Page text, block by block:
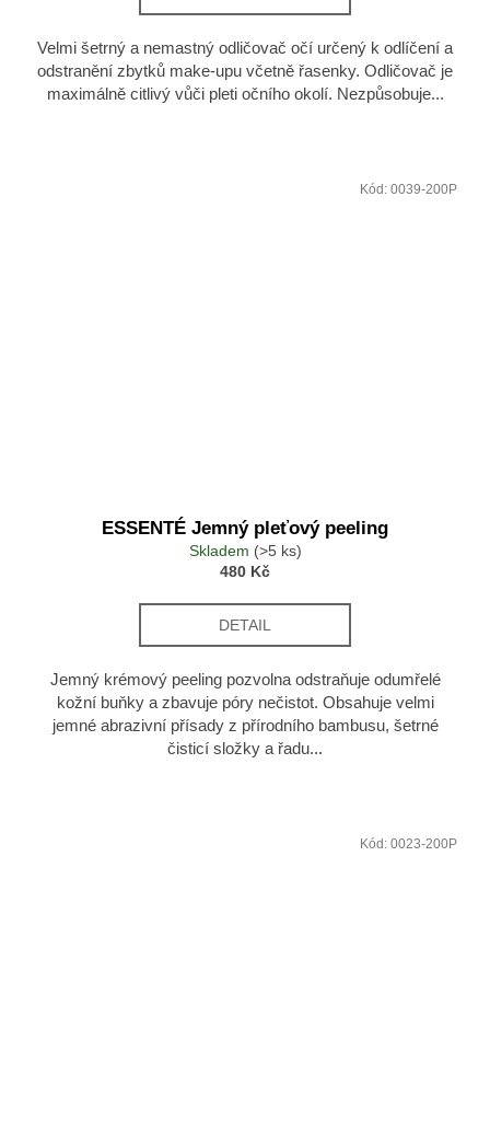
Velmi šetrný a nemastný odličovač očí určený k odlíčení a
odstranění zbytků make-upu včetně řasenky. Odličovač je
maximálně citlivý vůči pleti očního okolí. Nezpůsobuje...
ESSENTÉ Jemný pleťový peeling
Skladem (>5 ks)
480 Kč
DETAIL
Jemný krémový peeling pozvolna odstraňuje odumřelé
kožní buňky a zbavuje póry nečistot. Obsahuje velmi
jemné abrazivní přísady z přírodního bambusu, šetrné
čisticí složky a řadu...
Kód: 0039-200P
Kód: 0023-200P